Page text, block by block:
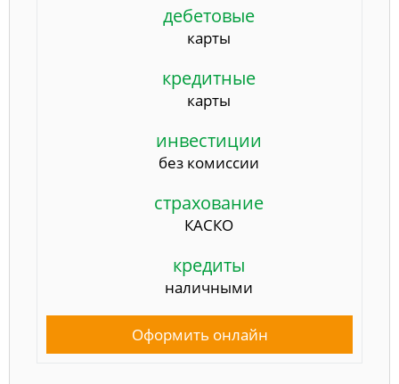
дебетовые
карты
кредитные
карты
инвестиции
без комиссии
страхование
КАСКО
кредиты
наличными
Оформить онлайн